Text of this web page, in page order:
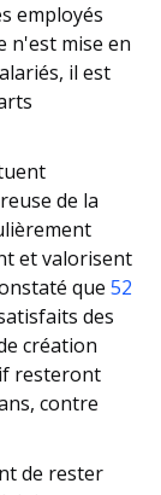
employés
n'est mise en
il est
de la
et valorisent
que52
des
création
resteront
contre
de rester